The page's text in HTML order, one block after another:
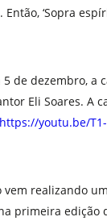
‘Sopra
de dezembro, a
Eli Soares. A
https://youtu.be/
vem realizando
primeira edição